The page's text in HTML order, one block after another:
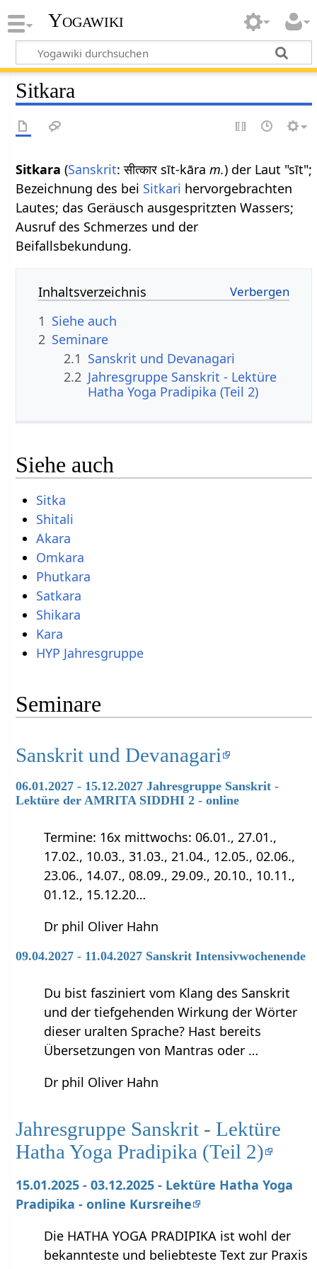
Yogawiki
Sitkara
Sitkara (Sanskrit: सीत्कार sīt-kāram.) der Laut "sīt";
Bezeichnung des bei Sitkari hervorgebrachten
Lautes; das Geräusch ausgespritzten Wassers;
Ausruf des Schmerzes und der
Beifallsbekundung.
Inhaltsverzeichnis
1 Siehe auch
2 Seminare
2.1 Sanskrit und Devanagari
2.2 Jahresgruppe Sanskrit - Lektüre
Hatha Yoga Pradipika (Teil 2)
Siehe auch
Sitka
Shitali
Akara
Omkara
Phutkara
Satkara
Shikara
Kara
HYP Jahresgruppe
Seminare
Sanskrit und Devanagari
06.01.2027 - 15.12.2027 Jahresgruppe Sanskrit -
Lektüre der AMRITA SIDDHI 2 - online
Termine: 16x mittwochs: 06.01., 27.01.,
17.02., 10.03., 31.03., 21.04., 12.05., 02.06.,
23.06., 14.07., 08.09., 29.09., 20.10., 10.11.,
01.12., 15.12.20…
Dr phil Oliver Hahn
09.04.2027 - 11.04.2027 Sanskrit Intensivwochenende
Du bist fasziniert vom Klang des Sanskrit
und der tiefgehenden Wirkung der Wörter
dieser uralten Sprache? Hast bereits
Übersetzungen von Mantras oder …
Dr phil Oliver Hahn
Jahresgruppe Sanskrit - Lektüre
Hatha Yoga Pradipika (Teil 2)
15.01.2025 - 03.12.2025 - Lektüre Hatha Yoga
Pradipika - online Kursreihe
Die HATHA YOGA PRADIPIKA ist wohl der
bekannteste und beliebteste Text zur Praxis